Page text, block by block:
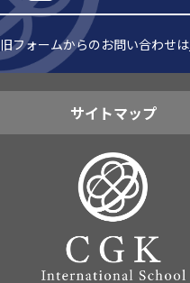
旧フォームからのお問い合わせは
サイトマップ